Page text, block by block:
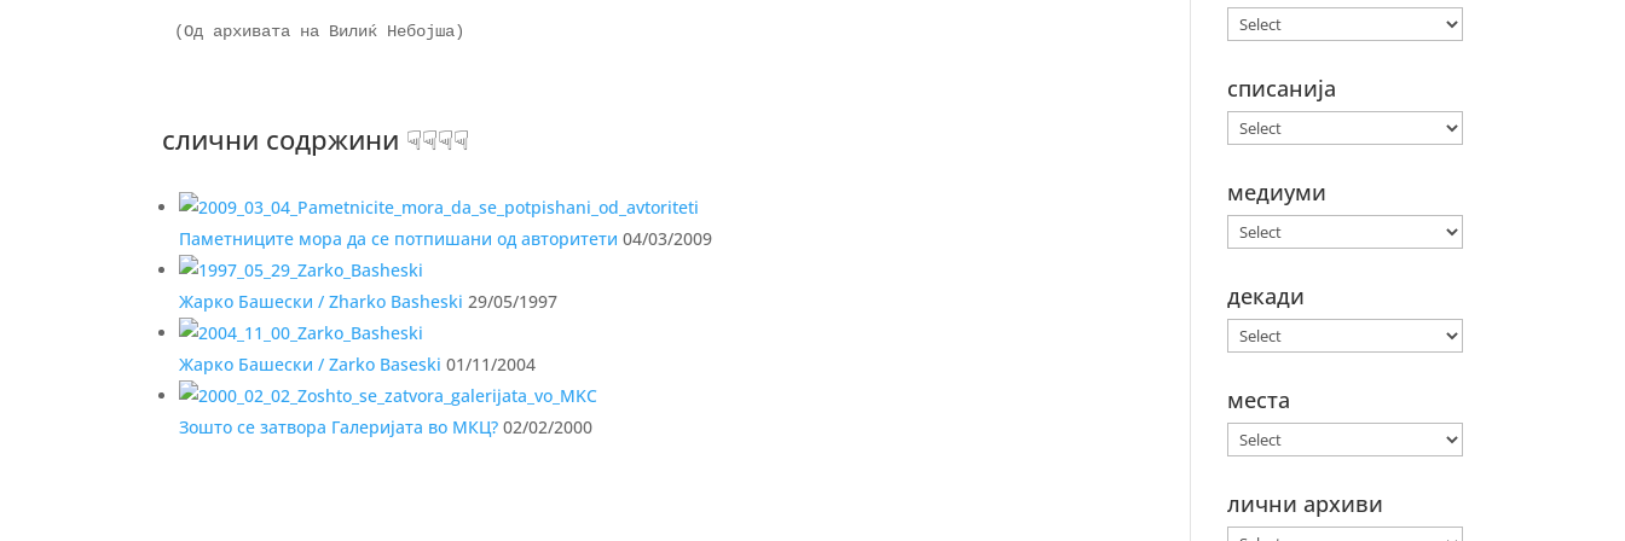
(Од архивата на Вилиќ Небојша)
слични содржини ☟☟☟☟
Паметниците мора да се потпишани од авторитети 04/03/2009
Жарко Башески / Zharko Basheski 29/05/1997
Жарко Башески / Zarko Baseski 01/11/2004
Зошто се затвора Галеријата во МКЦ? 02/02/2000
списанија
медиуми
декади
места
лични архиви